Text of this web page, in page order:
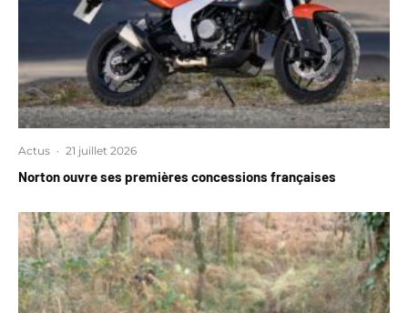
Actus · 21 juillet 2026
Norton ouvre ses premières concessions françaises